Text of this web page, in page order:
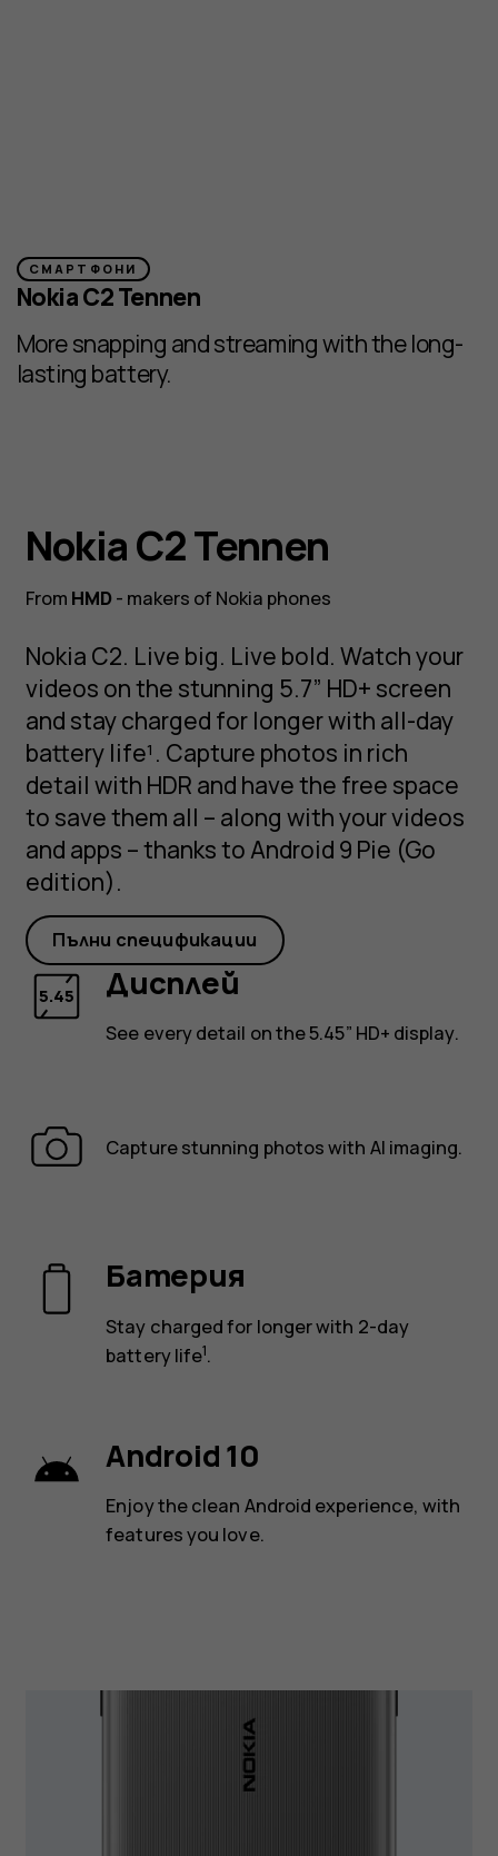
СМАРТФОНИ
Nokia C2 Tennen
More snapping and streaming with the long-
lasting battery.
Nokia C2 Tennen
From HMD- makers of Nokia phones
Nokia C2. Live big. Live bold. Watch your
videos on the stunning 5.7” HD+ screen
and stay charged for longer with all-day
battery life¹. Capture photos in rich
detail with HDR and have the free space
to save them all – along with your videos
and apps – thanks to Android 9 Pie (Go
edition).
Пълни спецификации
Дисплей
See every detail on the 5.45” HD+ display.
Capture stunning photos with AI imaging.
Батерия
Stay charged for longer with 2-day
battery life1.
Android 10
Enjoy the clean Android experience, with
features you love.